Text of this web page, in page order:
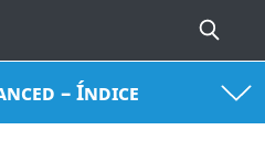
– Índice